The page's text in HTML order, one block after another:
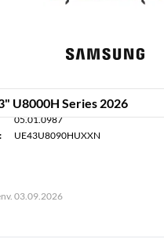
U8000H Series 2026
05.01.0987
UE43U8090HUXXN
03.09.2026